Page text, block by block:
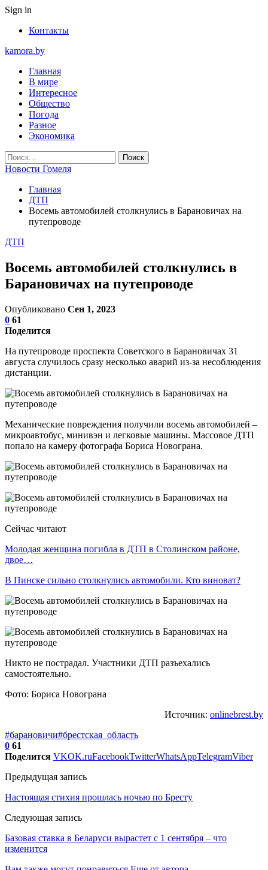
Sign in
Контакты
kamora.by
Главная
В мире
Интересное
Общество
Погода
Разное
Экономика
Новости Гомеля
Главная
ДТП
Восемь автомобилей столкнулись в Барановичах на
путепроводе
ДТП
Восемь автомобилей столкнулись в
Барановичах на путепроводе
Опубликовано Сен 1, 2023
0 61
Поделится
На путепроводе проспекта Советского в Барановичах 31
августа случилось сразу несколько аварий из-за несоблюдения
дистанции.
Механические повреждения получили восемь автомобилей –
микроавтобус, минивэн и легковые машины. Массовое ДТП
попало на камеру фотографа Бориса Новограна.
Сейчас читают
Молодая женщина погибла в ДТП в Столинском районе,
двое…
В Пинске сильно столкнулись автомобили. Кто виноват?
Никто не пострадал. Участники ДТП разъехались
самостоятельно.
Фото: Бориса Новограна
Источник: onlinebrest.by
#барановичи#брестская_область
0 61
Поделится VKOK.ruFacebookTwitterWhatsAppTelegramViber
Предыдущая запись
Настоящая стихия прошлась ночью по Бресту
Следующая запись
Базовая ставка в Беларуси вырастет с 1 сентября – что
изменится